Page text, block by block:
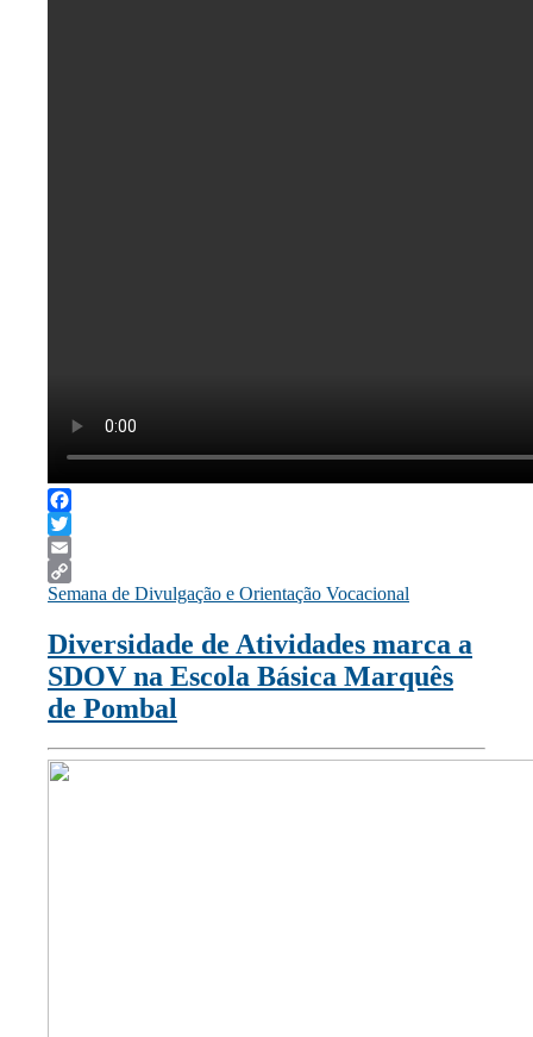
Facebook
Twitter
Email
Copy
Semana de Divulgação e Orientação Vocacional
Diversidade de Atividades marca a
SDOV na Escola Básica Marquês
de Pombal